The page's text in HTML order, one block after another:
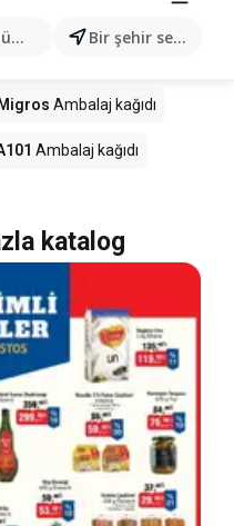
arayın... Bir şehir seçin
Migros Ambalaj kağıdı
Ambalaj kağıdı
katalog